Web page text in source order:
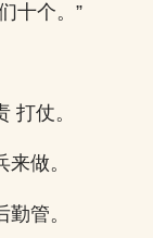
十个。”
打仗。
做。
管。